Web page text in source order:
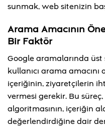
sunmak, web sitenizin
Arama Amacının
Bir Faktör
Google aramalarında üst
kullanıcı arama
içeriğinin, ziyaretçilerin
vermesi gerekir. Bu
algoritmasının, içeriğin
değerlendirdiğine dair